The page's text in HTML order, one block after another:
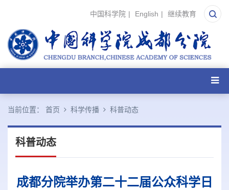
中国科学院 | English | 继续教育
当前位置： 首页 科学传播 科普动态
科普动态
成都分院举办第二十二届公众科学日